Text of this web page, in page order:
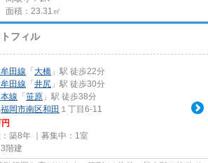
面積：23.31㎡
フィル
田線 「 大橋 」駅 徒歩22分
田線 「 井尻 」駅 徒歩30分
線 「 笹原 」駅 徒歩38分
福岡市南区和田 １丁目6-11
築8年 ｜募集中： 1室
階建